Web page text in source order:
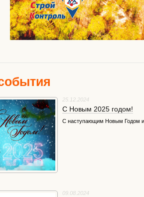
25.12.2024
С Новым 2025 годом!
С наступающим Новым Годом
09.08.2024